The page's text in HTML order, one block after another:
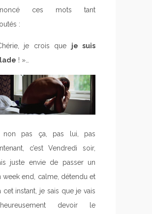
ces mots tant
:
je crois que je suis
! »…
non pas ça, pas lui, pas
c’est Vendredi soir,
juste envie de passer un
week end, calme, détendu et
cet instant, je sais que je vais
devoir le